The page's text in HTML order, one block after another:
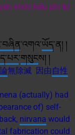
khởi| Nếu phi tự
་འགའ་ཡོད་ན། །
་གསུངས། །
無除滅 因由自性
(actually) had
of) self-
nirvana would
fabrication could